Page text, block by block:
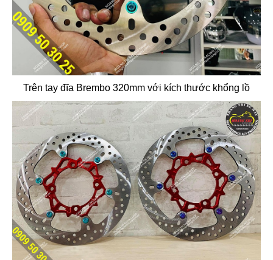
Trên tay đĩa Brembo 320mm với kích thước khổng lồ